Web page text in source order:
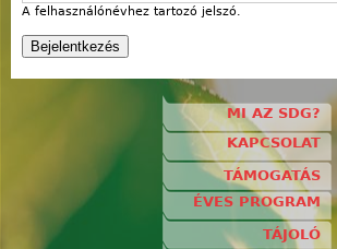
A felhasználónévhez tartozó jelszó.
MI AZ SDG?
KAPCSOLAT
TÁMOGATÁS
ÉVES PROGRAM
TÁJOLÓ